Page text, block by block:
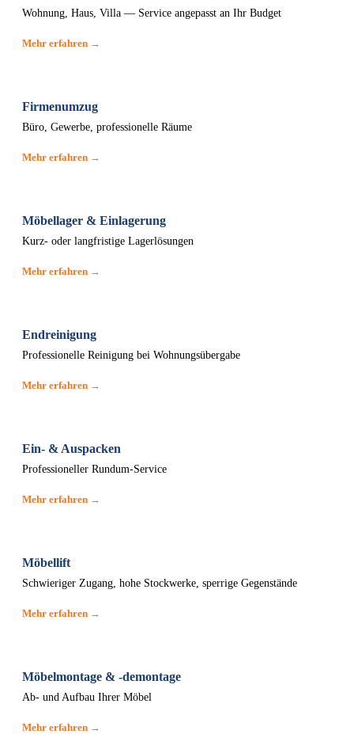
Wohnung, Haus, Villa — Service angepasst an Ihr Budget
Mehr erfahren →
Firmenumzug
Büro, Gewerbe, professionelle Räume
Mehr erfahren →
Möbellager & Einlagerung
Kurz- oder langfristige Lagerlösungen
Mehr erfahren →
Endreinigung
Professionelle Reinigung bei Wohnungsübergabe
Mehr erfahren →
Ein- & Auspacken
Professioneller Rundum-Service
Mehr erfahren →
Möbellift
Schwieriger Zugang, hohe Stockwerke, sperrige Gegenstände
Mehr erfahren →
Möbelmontage & -demontage
Ab- und Aufbau Ihrer Möbel
Mehr erfahren →